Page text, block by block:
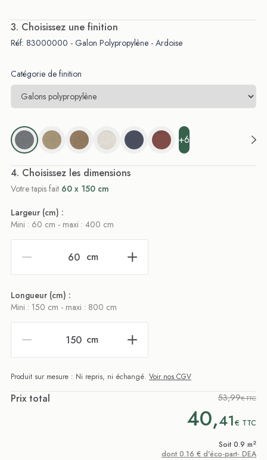
. Choisissez une finition
Réf: 83000000 - Galon Polypropylène - Ardoise
Catégorie de finition
+6
. Choisissez les dimensions
Votre tapis fait 60 x 150 cm
Largeur (cm) :
Mini : 60 cm - maxi : 400 cm
cm
Longueur (cm) :
Mini : 150 cm - maxi : 800 cm
cm
Produit sur mesure : Ni repris, ni échangé. Voir nos CGV
Prix total 53,99€ TTC
40,41€ TTC
Soit 0.9 m2
dont 0.16 € d'éco-part- DEA